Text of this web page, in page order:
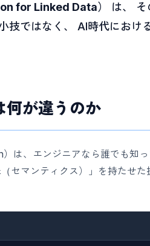
for Linked Data）
は、
技ではなく、 AI時代におけ
が違うのか
、エンジニアなら誰でも知
セマンティクス）」を持たせた